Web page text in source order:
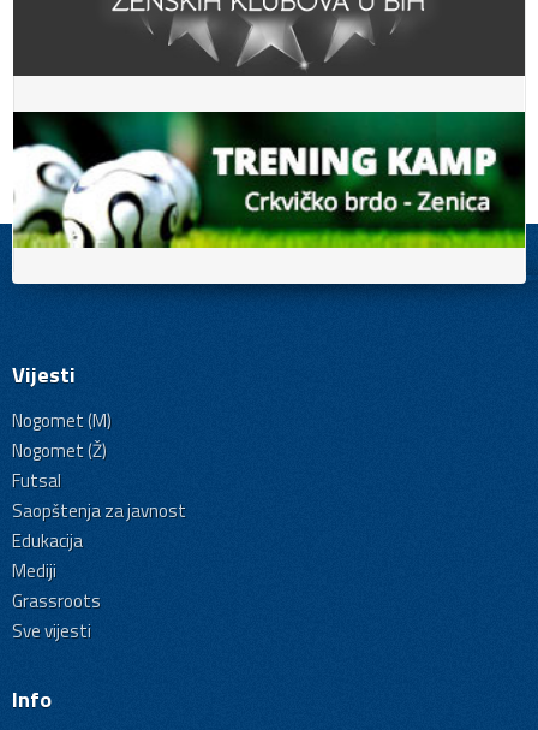
Vijesti
Nogomet (M)
Nogomet (Ž)
Futsal
Saopštenja za javnost
Edukacija
Mediji
Grassroots
Sve vijesti
Info